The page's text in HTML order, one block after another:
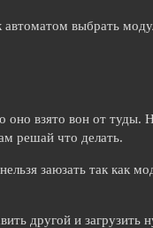
выбрать
взято вон от туды.
решай что делать.
заюзать так как
другой и